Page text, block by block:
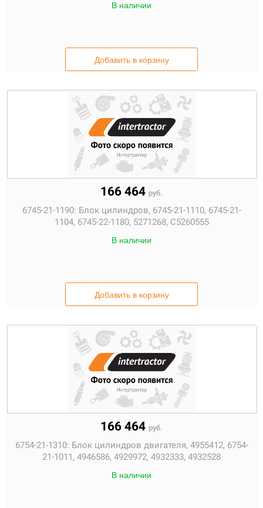
В наличии
Добавить в корзину
166 464 руб.
6745-21-1190: Блок цилиндров, 6745-21-1110, 6745-21-
1104, 6745-22-1180, 5271268, С5260555
В наличии
Добавить в корзину
166 464 руб.
6754-21-1310: Блок цилиндров двигателя, 4955412, 6754-
21-1011, 4946586, 4929972, 4932333, 4932528
В наличии